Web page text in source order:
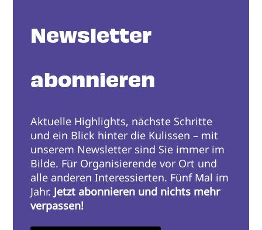
Newsletter
abonnieren
Aktuelle Highlights, nächste Schritte
und ein Blick hinter die Kulissen – mit
unserem Newsletter sind Sie immer im
Bilde. Für Organisierende vor Ort und
alle anderen Interessierten. Fünf Mal im
Jahr. Jetzt abonnieren und nichts mehr
verpassen!